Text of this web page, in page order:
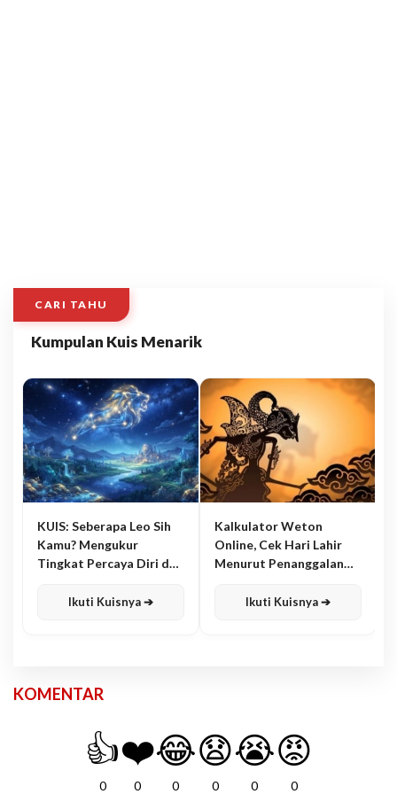
CARI TAHU
Kumpulan Kuis Menarik
KUIS: Seberapa Leo Sih
Kamu? Mengukur
Tingkat Percaya Diri dan
Ikuti Kuisnya ➔
Kalkulator Weton
Online, Cek Hari Lahir
Menurut Penanggalan
Ikuti Kuisnya ➔
KOMENTAR
👍
0
❤️
0
😂
0
😧
0
😭
0
😡
0